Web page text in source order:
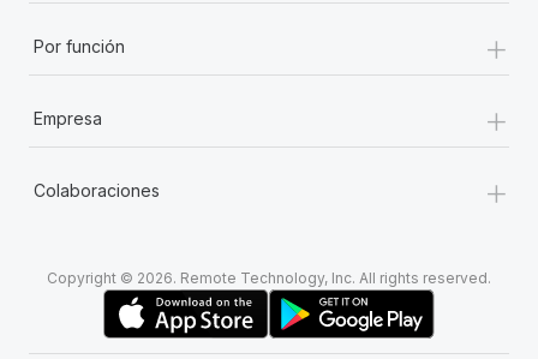
Por función +
Empresa +
Colaboraciones +
Copyright © 2026. Remote Technology, Inc. All rights reserved.